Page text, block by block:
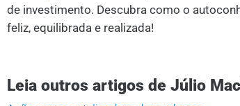
de investimento. Descubra como o
feliz, equilibrada e realizada!
Leia outros artigos de Júlio